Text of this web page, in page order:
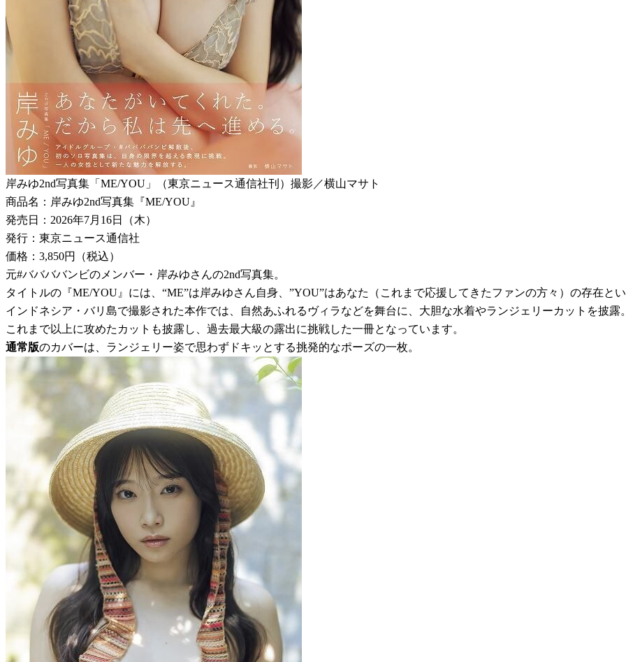
岸みゆ2nd写真集「ME/YOU」（東京ニュース通信社刊）撮影／横山マサト
商品名：岸みゆ2nd写真集『ME/YOU』
発売日：2026年7月16日（木）
発行：東京ニュース通信社
価格：3,850円（税込）
元#ババババンビのメンバー・岸みゆさんの2nd写真集。
タイトルの『ME/YOU』には、“ME”は岸みゆさん自身、”YOU”はあなた（これまで応援してきたファンの方々）の存在と
インドネシア・バリ島で撮影された本作では、自然あふれるヴィラなどを舞台に、大胆な水着やランジェリーカットを披露。
これまで以上に攻めたカットも披露し、過去最大級の露出に挑戦した一冊となっています。
通常版のカバーは、ランジェリー姿で思わずドキッとする挑発的なポーズの一枚。